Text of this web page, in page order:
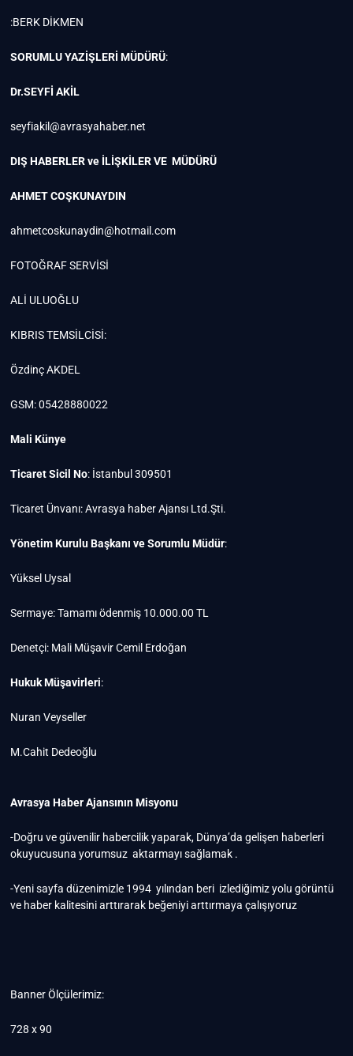
:BERK DİKMEN
SORUMLU YAZİŞLERİ MÜDÜRÜ:
Dr.SEYFİ AKİL
seyfiakil@avrasyahaber.net
DIŞ HABERLER ve İLİŞKİLER VE MÜDÜRÜ
AHMET COŞKUNAYDIN
ahmetcoskunaydin@hotmail.com
FOTOĞRAF SERVİSİ
ALİ ULUOĞLU
KIBRIS TEMSİLCİSİ:
Özdinç AKDEL
GSM: 05428880022
Mali Künye
Ticaret Sicil No: İstanbul 309501
Ticaret Ünvanı: Avrasya haber Ajansı Ltd.Şti.
Yönetim Kurulu Başkanı ve Sorumlu Müdür:
Yüksel Uysal
Sermaye: Tamamı ödenmiş 10.000.00 TL
Denetçi: Mali Müşavir Cemil Erdoğan
Hukuk Müşavirleri:
Nuran Veyseller
M.Cahit Dedeoğlu
Avrasya Haber Ajansının Misyonu
-Doğru ve güvenilir habercilik yaparak, Dünya’da gelişen haberleri
okuyucusuna yorumsuz aktarmayı sağlamak .
-Yeni sayfa düzenimizle 1994 yılından beri izlediğimiz yolu görüntü
ve haber kalitesini arttırarak beğeniyi arttırmaya çalışıyoruz
Banner Ölçülerimiz:
728 x 90